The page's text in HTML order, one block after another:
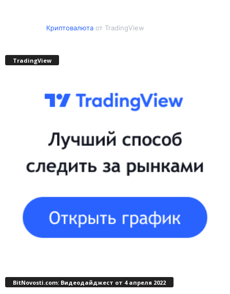
Криптовалютаот TradingView
TradingView
BitNovosti.com: Видеодайджест от 4 апреля 2022